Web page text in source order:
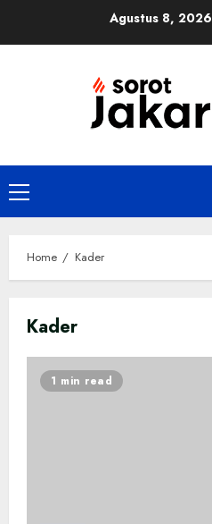
Agustus 8, 2026
Primary
Menu
Home Kader
Kader
1 min read